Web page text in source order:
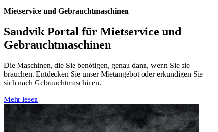
Mietservice und Gebrauchtmaschinen
Sandvik Portal für Mietservice und
Gebrauchtmaschinen
Die Maschinen, die Sie benötigen, genau dann, wenn Sie sie
brauchen. Entdecken Sie unser Mietangebot oder erkundigen Sie
sich nach Gebrauchtmaschinen.
Mehr lesen